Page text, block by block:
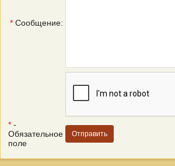
* Сообщение:
* -
Обязательное
поле